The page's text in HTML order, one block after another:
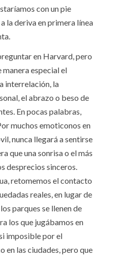
con un pie
la deriva en primera línea
en Harvard, pero
especial el
interrelación, la
el abrazo o beso de
En pocas palabras,
muchos emoticonos en
nunca llegará a sentirse
que una sonrisa o el más
desprecios sinceros.
retomemos el contacto
reales, en lugar de
parques se llenen de
los que jugábamos en
imposible por el
en las ciudades, pero que